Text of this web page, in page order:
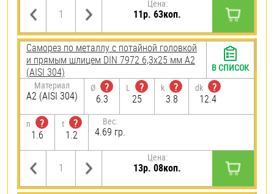
Цена:
11р. 63коп.
Саморез по металлу с потайной головкой
и прямым шлицем DIN 7972 6,3х25 мм А2
(AISI 304)
Материал
А2 (AISI 304)
Ø
?
6.3
L
?
25
k
?
3.8
dk
?
12.4
n
?
1.6
t
?
1.2
Вес:
4.69 гр.
Цена:
13р. 08коп.
В СПИСОК